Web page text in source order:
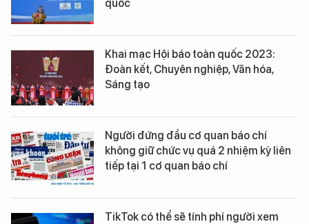
quốc
Khai mạc Hội báo toàn quốc 2023:
Đoàn kết, Chuyên nghiệp, Văn hóa,
Sáng tạo
Người đứng đầu cơ quan báo chí
không giữ chức vụ quá 2 nhiệm kỳ liên
tiếp tại 1 cơ quan báo chí
TikTok có thể sẽ tính phí người xem